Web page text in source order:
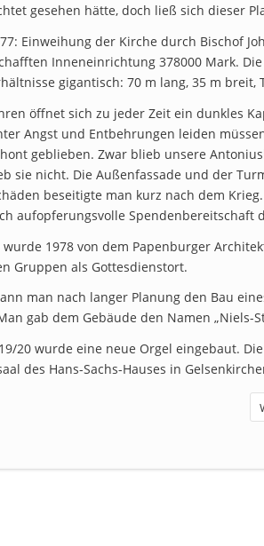
gesehen hätte, doch ließ sich dieser
Einweihung der Kirche durch Bischof
Inneneinrichtung 378000 Mark.
gigantisch: 70 m lang, 35 m breit,
öffnet sich zu jeder Zeit ein dunkles
Angst und Entbehrungen leiden
geblieben. Zwar blieb unsere
sie nicht. Die Außenfassade und der
beseitigte man kurz nach dem
aufopferungsvolle Spendenbereitschaft
1978 von dem Papenburger
Gruppen als Gottesdienstort.
man nach langer Planung den Bau
gab dem Gebäude den Namen „Niels-
20 wurde eine neue Orgel eingebaut.
des Hans-Sachs-Hauses in